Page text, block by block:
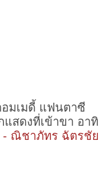
มเมดี้ แฟนตาซี
แสดงที่เข้าขา อาทิ
- ณิชาภัทร ฉัตรชัย